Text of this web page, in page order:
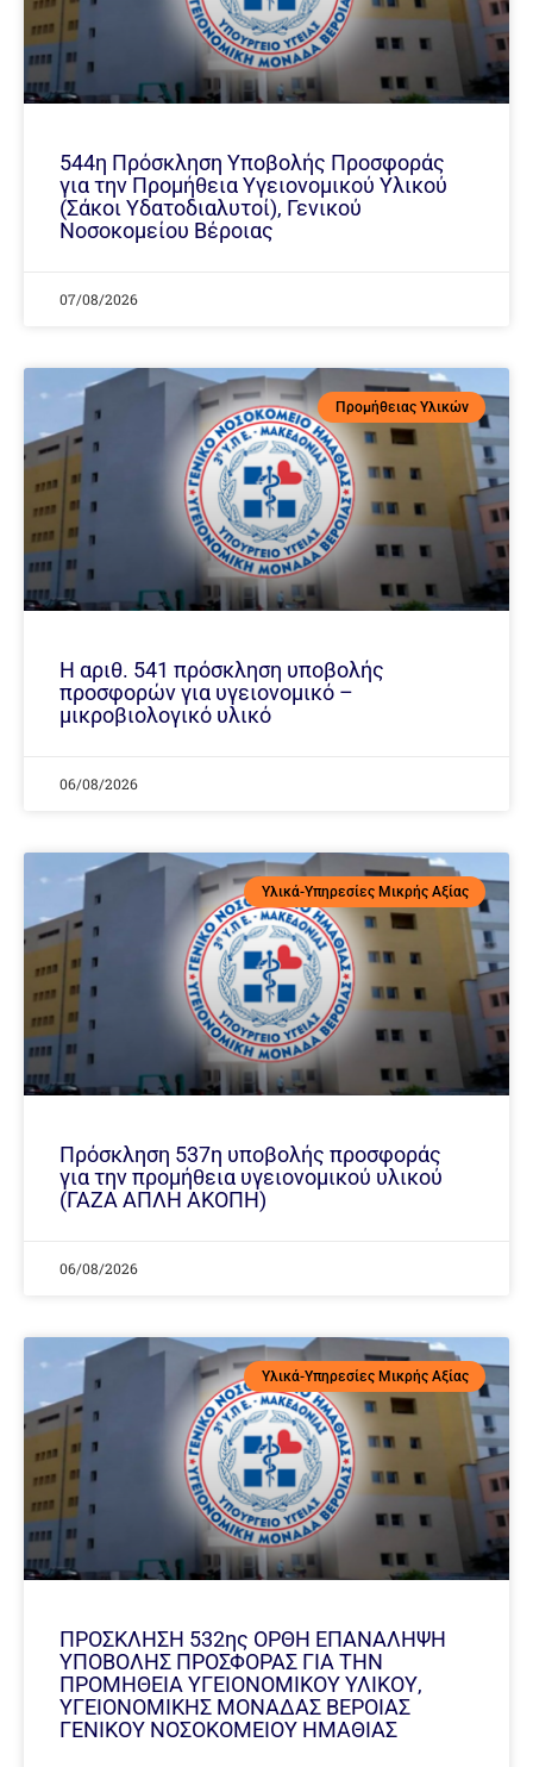
544η Πρόσκληση Υποβολής Προσφοράς
για την Προμήθεια Υγειονομικού Υλικού
(Σάκοι Υδατοδιαλυτοί), Γενικού
Νοσοκομείου Βέροιας
07/08/2026
Προμήθειας Υλικών
Η αριθ. 541 πρόσκληση υποβολής
προσφορών για υγειονομικό –
μικροβιολογικό υλικό
06/08/2026
Υλικά-Υπηρεσίες Μικρής Αξίας
Πρόσκληση 537η υποβολής προσφοράς
για την προμήθεια υγειονομικού υλικού
(ΓΑΖΑ ΑΠΛΗ ΑΚΟΠΗ)
06/08/2026
Υλικά-Υπηρεσίες Μικρής Αξίας
ΠΡΟΣΚΛΗΣΗ 532ης ΟΡΘΗ ΕΠΑΝΑΛΗΨΗ
ΥΠΟΒΟΛΗΣ ΠΡΟΣΦΟΡΑΣ ΓΙΑ ΤΗΝ
ΠΡΟΜΗΘΕΙΑ ΥΓΕΙΟΝΟΜΙΚΟΥ ΥΛΙΚΟΥ,
ΥΓΕΙΟΝΟΜΙΚΗΣ ΜΟΝΑΔΑΣ ΒΕΡΟΙΑΣ
ΓΕΝΙΚΟΥ ΝΟΣΟΚΟΜΕΙΟΥ ΗΜΑΘΙΑΣ